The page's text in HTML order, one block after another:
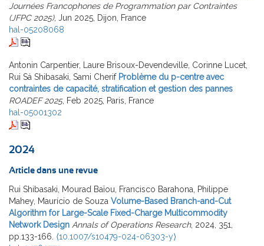
Journées Francophones de Programmation par Contraintes
(JFPC 2025), Jun 2025, Dijon, France
hal-05208068
Antonin Carpentier, Laure Brisoux-Devendeville, Corinne Lucet,
Rui Sá Shibasaki, Sami Cherif Problème du p-centre avec
contraintes de capacité, stratification et gestion des pannes
ROADEF 2025, Feb 2025, Paris, France
hal-05001302
2024
Article dans une revue
Rui Shibasaki, Mourad Baïou, Francisco Barahona, Philippe
Mahey, Maurício de Souza Volume-Based Branch-and-Cut
Algorithm for Large-Scale Fixed-Charge Multicommodity
Network Design Annals of Operations Research, 2024, 351,
pp.133-166. ⟨10.1007/s10479-024-06303-y⟩